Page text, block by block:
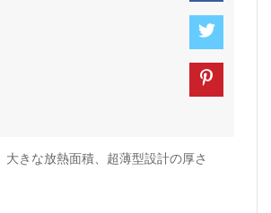
大きな放熱面積、超薄型設計の厚さ